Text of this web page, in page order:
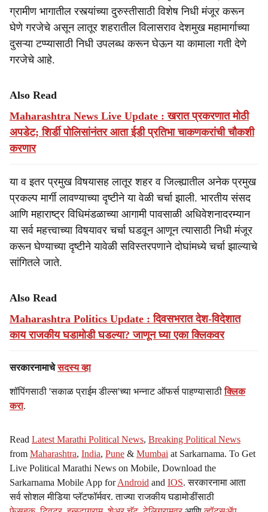
ग्रामीण भागातील रस्त्यांच्या दुरुस्तीसाठी विशेष निधी मंजूर करून
घेणे गरजेचे असून लातूर शहरातील विलासराव देशमुख महामार्गाच्या
दुसऱ्या टप्प्यासाठी निधी उपलब्ध करून घेऊन या कामाला गती देणे
गरजेचे आहे.
Also Read
Maharashtra News Live Update : खरात प्रकरणात मोठी
अपडेट; शिर्डी पोलिसांनंतर आता ईडी प्रतिभा चाकणकरांची चौकशी
करणार
या व इतर प्रमुख विषयासह लातूर शहर व जिल्ह्यातील अनेक प्रमुख
प्रकल्प मार्गी लावण्याच्या दृष्टीने या वेळी चर्चा झाली. भारतीय संसद
आणि महाराष्ट्र विधिमंडळाच्या आगामी पावसाळी अधिवेशनादरम्यान
या सर्व महत्त्वाच्या विषयावर चर्चा घडवून आणून त्यासाठी निधी मंजूर
करून घेण्याच्या दृष्टीने यावेळी सविस्तरपणाने दोघांमध्ये चर्चा झाल्याचे
सांगितले जाते.
Also Read
Maharashtra Politics Update : दिवसभरात देश-विदेशात
काय राजकीय घडामोडी घडल्या? जाणून घ्या एका क्लिकवर
सरकारनामाचेसदस्य व्हा
शॉपिंगसाठी 'सकाळ प्राईम डील्स'च्या भन्नाट ऑफर्स पाहण्यासाठीक्लिक
करा.
Read Latest Marathi Political News, Breaking Political News
from Maharashtra, India, Pune & Mumbai at Sarkarnama. To Get
Live Political Marathi News on Mobile, Download the
Sarkarnama Mobile App forAndroid and IOS. सरकारनामा आता
सर्व सोशल मीडिया प्लॅटफॉर्मवर. ताज्या राजकीय घडामोडींसाठी